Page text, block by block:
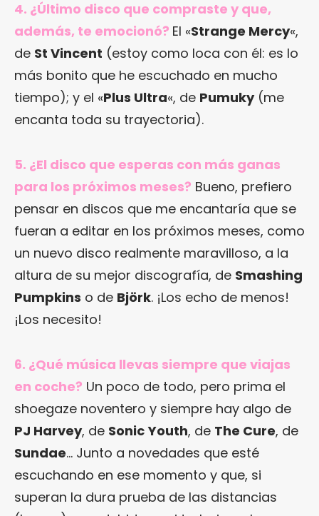
4. ¿Último disco que compraste y que,
además, te emocionó? El «Strange Mercy«,
de St Vincent (estoy como loca con él: es lo
más bonito que he escuchado en mucho
tiempo); y el «Plus Ultra«, de Pumuky(me
encanta toda su trayectoria).
5. ¿El disco que esperas con más ganas
para los próximos meses? Bueno, prefiero
pensar en discos que me encantaría que se
fueran a editar en los próximos meses, como
un nuevo disco realmente maravilloso, a la
altura de su mejor discografía, de Smashing
Pumpkins o de Björk. ¡Los echo de menos!
¡Los necesito!
6. ¿Qué música llevas siempre que viajas
en coche? Un poco de todo, pero prima el
shoegaze noventero y siempre hay algo de
PJ Harvey, de Sonic Youth, de The Cure, de
Sundae… Junto a novedades que esté
escuchando en ese momento y que, si
superan la dura prueba de las distancias